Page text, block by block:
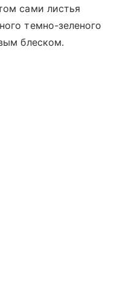
сами листья
темно-зеленого
блеском.